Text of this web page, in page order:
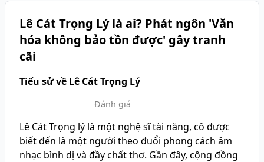
Lê Cát Trọng Lý là ai? Phát ngôn 'Văn
hóa không bảo tồn được' gây tranh
cãi
Tiểu sử về Lê Cát Trọng Lý
Đánh giá
Lê Cát Trọng lý là một nghệ sĩ tài năng, cô được
biết đến là một người theo đuổi phong cách âm
nhạc bình dị và đầy chất thơ. Gần đây, cộng đồng